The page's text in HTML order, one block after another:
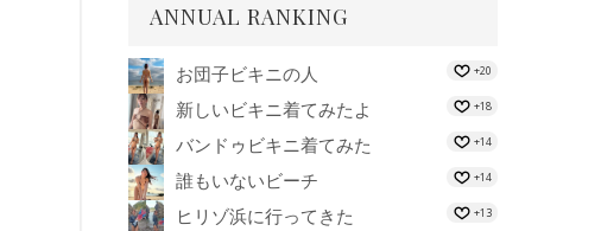
ANNUAL RANKING
お団子ビキニの人 +20
新しいビキニ着てみたよ +18
バンドゥビキニ着てみた +14
誰もいないビーチ +14
ヒリゾ浜に行ってきた +13